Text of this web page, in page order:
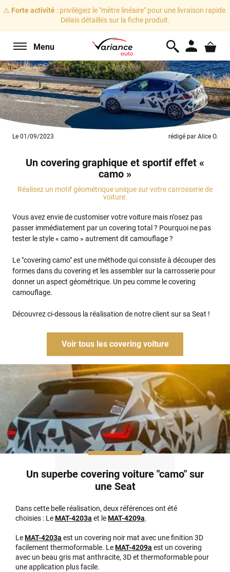
⚠️ Forte activité: privilégiez le "mètre linéaire" pour une livraison rapide.
Délais détaillés sur la fiche produit.
Menu
Le 01/09/2023 rédigé par Alice O.
Un covering graphique et sportif effet «
camo »
Réalisez un motif géométrique unique sur votre carrosserie de
voiture.
Vous avez envie de customiser votre voiture mais n’osez pas
passer immédiatement par un covering total ? Pourquoi ne pas
tester le style « camo » autrement dit camouflage ?
Le "covering camo" est une méthode qui consiste à découper des
formes dans du covering et les assembler sur la carrosserie pour
donner un aspect géométrique. Un peu comme le covering
camouflage.
Découvrez ci-dessous la réalisation de notre client sur sa Seat !
Voir tous les covering voiture
Un superbe covering voiture "camo" sur
une Seat
Dans cette belle réalisation, deux références ont été
choisies : LeMAT-4203a et leMAT-4209a.
LeMAT-4203a est un covering noir mat avec une finition 3D
facilement thermoformable. LeMAT-4209a est un covering
avec un beau gris mat anthracite, 3D et thermoformable pour
une application plus facile.